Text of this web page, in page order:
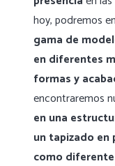
hoy, podremos
gama de
en diferentes
formas y
encontraremos
en una
un tapizado
como